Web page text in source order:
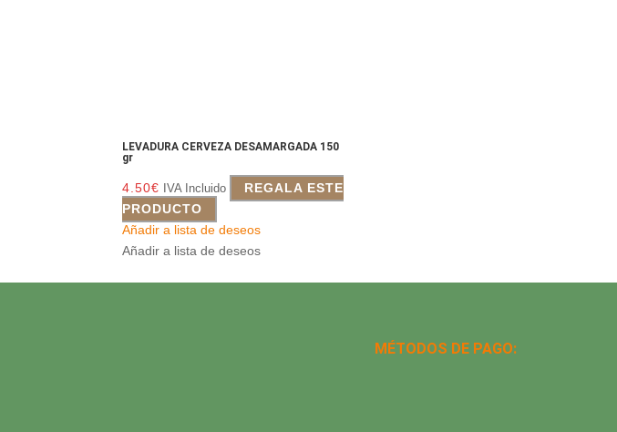
LEVADURA CERVEZA DESAMARGADA 150
gr
4.50€ IVA Incluido
REGALA ESTE
PRODUCTO
Añadir a lista de deseos
Añadir a lista de deseos
MÉTODOS DE PAGO: